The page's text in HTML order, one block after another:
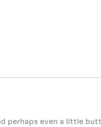
perhaps even a little